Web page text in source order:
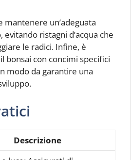
mantenere un’adeguata
ristagni d’acqua che
le radici. Infine, è
bonsai con concimi specifici
modo da garantire una
Descrizione